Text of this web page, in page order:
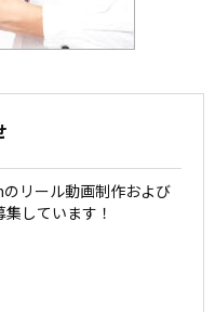
リール動画制作および
しています！